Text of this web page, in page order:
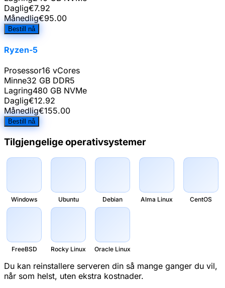
Daglig€7.92
Månedlig€95.00
Bestill nå
Ryzen-5
Prosessor16 vCores
Minne32 GB DDR5
Lagring480 GB NVMe
Daglig€12.92
Månedlig€155.00
Bestill nå
Tilgjengelige operativsystemer
Windows Ubuntu Debian Alma Linux CentOS
FreeBSD Rocky Linux Oracle Linux
Du kan reinstallere serveren din så mange ganger du vil,
når som helst, uten ekstra kostnader.